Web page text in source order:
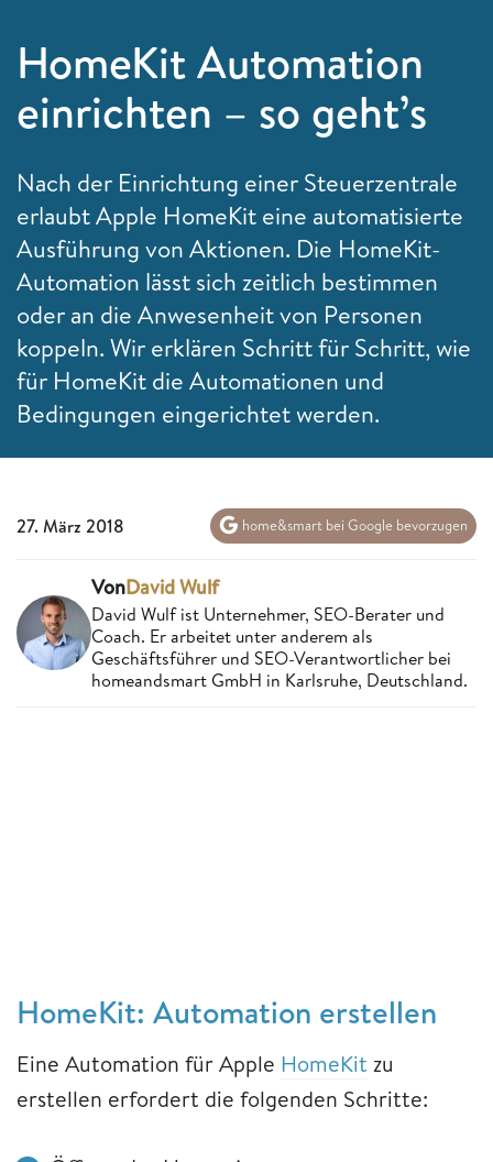
HomeKit Automation
einrichten – so geht’s
Nach der Einrichtung einer Steuerzentrale
erlaubt Apple HomeKit eine automatisierte
Ausführung von Aktionen. Die HomeKit-
Automation lässt sich zeitlich bestimmen
oder an die Anwesenheit von Personen
koppeln. Wir erklären Schritt für Schritt, wie
für HomeKit die Automationen und
Bedingungen eingerichtet werden.
27. März 2018 home&smart bei Google bevorzugen
VonDavid Wulf
David Wulf ist Unternehmer, SEO-Berater und
Coach. Er arbeitet unter anderem als
Geschäftsführer und SEO-Verantwortlicher bei
homeandsmart GmbH in Karlsruhe, Deutschland.
HomeKit: Automation erstellen
Eine Automation für Apple HomeKit zu
erstellen erfordert die folgenden Schritte: